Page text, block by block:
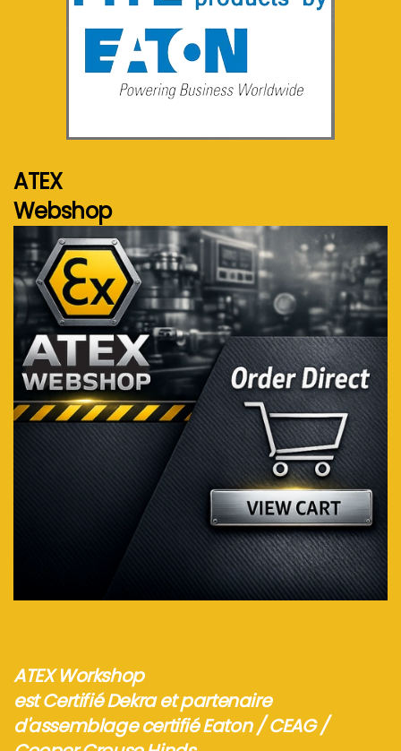
ATEX
Webshop
Voir plus...
ATEX Workshop
est Certifié Dekra et partenaire
d'assemblage certifié Eaton / CEAG /